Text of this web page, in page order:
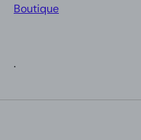
Boutique
.